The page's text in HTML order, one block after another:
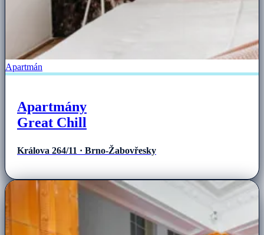
Apartmán
Apartmány
Great Chill
Králova 264/11 · Brno-Žabovřesky